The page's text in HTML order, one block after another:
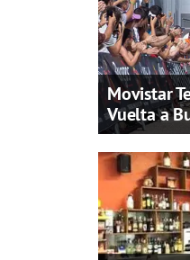
Movistar
Vuelta a